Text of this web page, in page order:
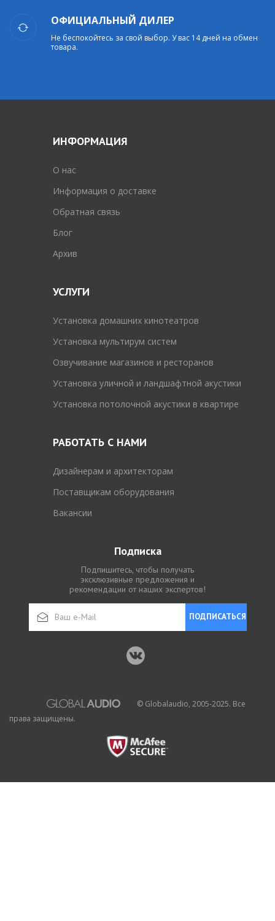
ОФИЦИАЛЬНЫЙ ДИЛЕР
Не беспокойтесь за свой выбор. У вас 14 дней на обмен
товара.
ИНФОРМАЦИЯ
O нас
Информация о доставке
Обратная связь
Блог
Архив
УСЛУГИ
Установка домашних кинотеатров
Установка мультирум систем
Озвучивание магазинов и ресторанов
Установка уличной и ландшафтной акустики
Установка потолочной акустики в квартире
РАБОТАТЬ С НАМИ
Дизайнерам и архитекторам
Поставщикам оборудования
Вакансии
Подписка
Подпишитесь, чтобы получать
эксклюзивные предложения и
рекомендации от наших экспертов!
ПОДПИСАТЬСЯ
© Globalaudio, 2005-2025. Все
права защищены.